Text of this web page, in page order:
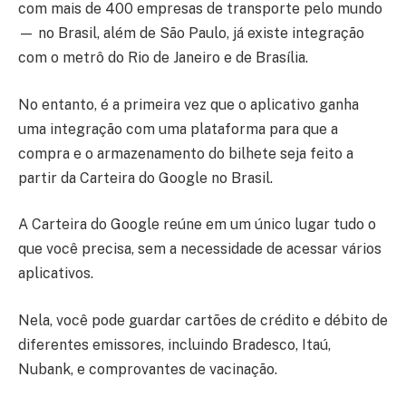
com mais de 400 empresas de transporte pelo mundo
— no Brasil, além de São Paulo, já existe integração
com o metrô do Rio de Janeiro e de Brasília.
No entanto, é a primeira vez que o aplicativo ganha
uma integração com uma plataforma para que a
compra e o armazenamento do bilhete seja feito a
partir da Carteira do Google no Brasil.
A Carteira do Google reúne em um único lugar tudo o
que você precisa, sem a necessidade de acessar vários
aplicativos.
Nela, você pode guardar cartões de crédito e débito de
diferentes emissores, incluindo Bradesco, Itaú,
Nubank, e comprovantes de vacinação.